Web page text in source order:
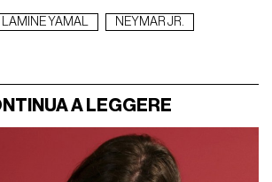
LAMINE YAMAL
NEYMAR JR.
A LEGGERE